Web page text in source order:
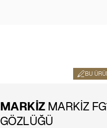
BU
MARKİZMARKİZ
GÖZLÜĞÜ